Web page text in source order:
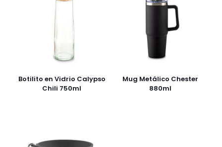
Botilito en Vidrio Calypso
Chili 750ml
Mug Metálico Chester
880ml